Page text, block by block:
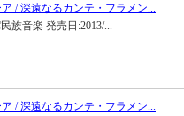
/ 深遠なるカンテ・フラメン...
族音楽 発売日:2013/...
/ 深遠なるカンテ・フラメン...